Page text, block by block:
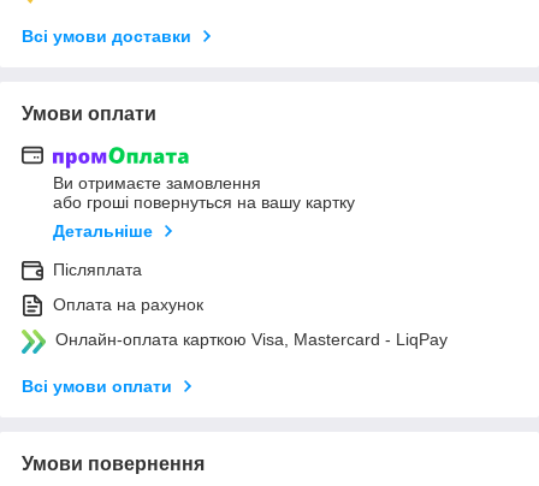
Всі умови доставки
Умови оплати
Ви отримаєте замовлення
або гроші повернуться на вашу картку
Детальніше
Післяплата
Оплата на рахунок
Онлайн-оплата карткою Visa, Mastercard - LiqPay
Всі умови оплати
Умови повернення